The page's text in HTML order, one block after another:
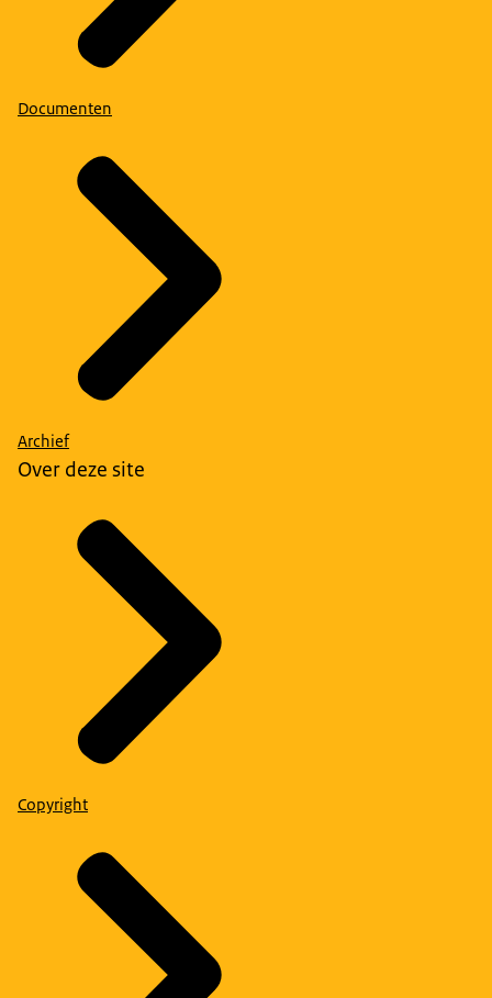
Documenten
Archief
Over deze site
Copyright